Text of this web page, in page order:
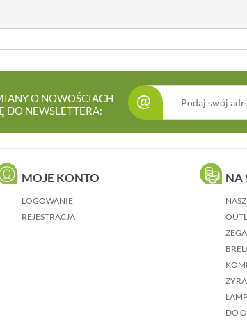
O NOWOŚCIACH
DO NEWSLETTERA:
@
MOJE KONTO
LOGOWANIE
REJESTRACJA
NA
DO